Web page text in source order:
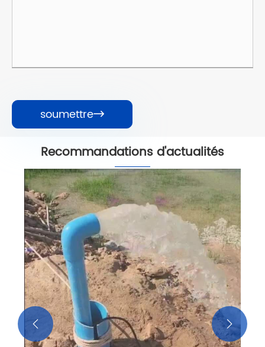
soumettre
Recommandations d'actualités
 